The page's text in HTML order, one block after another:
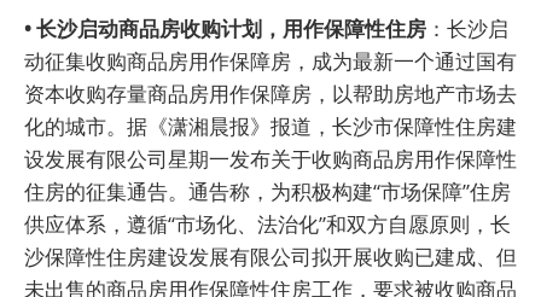
• 长沙启动商品房收购计划，用作保障性住房 ：长沙启
动征集收购商品房用作保障房，成为最新一个通过国有
资本收购存量商品房用作保障房，以帮助房地产市场去
化的城市。据《潇湘晨报》报道，长沙市保障性住房建
设发展有限公司星期一发布关于收购商品房用作保障性
住房的征集通告。通告称，为积极构建“市场保障”住房
供应体系，遵循“市场化、法治化”和双方自愿原则，长
沙保障性住房建设发展有限公司拟开展收购已建成、但
未出售的商品房用作保障性住房工作，要求被收购商品